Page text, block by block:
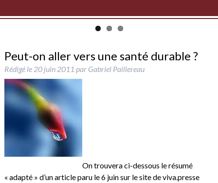
Peut-on aller vers une santé durable ?
Rédigé le 20 juin 2011 par Gabriel Paillereau
On trouvera ci-dessous le résumé
« adapté » d’un article paru le 6 juin sur le site de viva.presse